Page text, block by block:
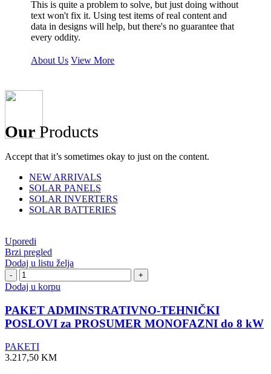
This is quite a problem to solve, but just doing without
text won't fix it. Using test items of real content and
data in designs will help, but there's no guarantee that
every oddity.
About Us View More
Our Products
Accept that it’s sometimes okay to just on the content.
NEW ARRIVALS
SOLAR PANELS
SOLAR INVERTERS
SOLAR BATTERIES
Uporedi
Brzi pregled
Dodaj u listu želja
PAKET
ADMINSTRATIVNO-
TEHNIČKI
POSLOVI
za
PROSUMER
do
8
Dodaj u korpu
PAKET ADMINSTRATIVNO-TEHNIČKI
POSLOVI za PROSUMER MONOFAZNI do 8 kW
PAKETI
3.217,50 KM